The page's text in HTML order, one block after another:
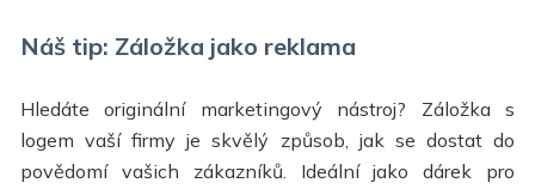
Náš tip: Záložka jako reklama
Hledáte originální marketingový nástroj? Záložka s
logem vaší firmy je skvělý způsob, jak se dostat do
povědomí vašich zákazníků. Ideální jako dárek pro